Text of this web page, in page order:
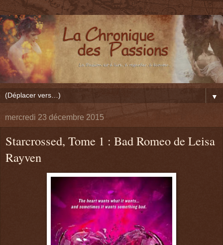
▼
mercredi 23 décembre 2015
Starcrossed, Tome 1 : Bad Romeo de Leisa
Rayven